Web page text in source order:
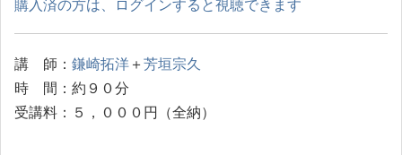
購入済の方は、ログインすると視聴できます
講 師： 鎌崎拓洋 ＋芳垣宗久
時 間：約９０分
受講料：５，０００円（全納）